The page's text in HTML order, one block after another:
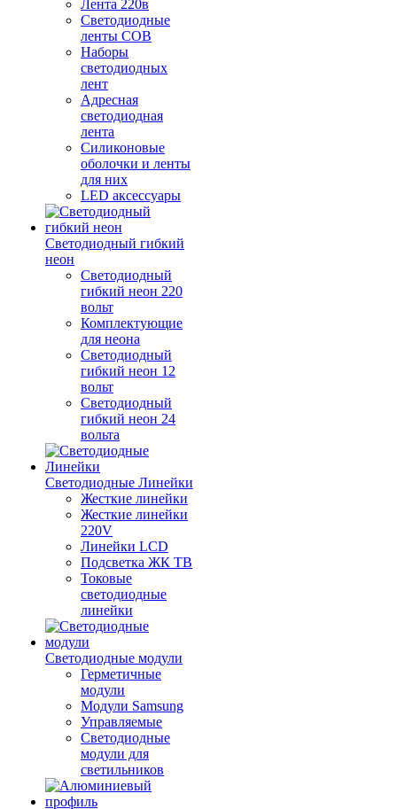
Лента 220в
Светодиодные
ленты COB
Наборы
светодиодных
лент
Адресная
светодиодная
лента
Силиконовые
оболочки и ленты
для них
LED аксессуары
Светодиодный гибкий
неон
Светодиодный
гибкий неон 220
вольт
Комплектующие
для неона
Светодиодный
гибкий неон 12
вольт
Светодиодный
гибкий неон 24
вольта
Светодиодные Линейки
Жесткие линейки
Жесткие линейки
220V
Линейки LCD
Подсветка ЖК ТВ
Токовые
светодиодные
линейки
Светодиодные модули
Герметичные
модули
Модули Samsung
Управляемые
Светодиодные
модули для
светильников